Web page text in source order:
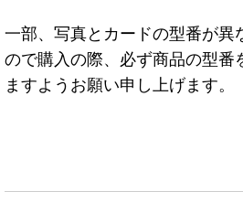
一部、写真とカードの型番が異
ので購入の際、必ず商品の型番
ますようお願い申し上げます。